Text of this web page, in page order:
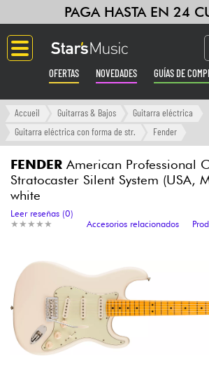
PAGA HASTA EN 24
OFERTAS NOVEDADES GUÍAS DE
Langue
Ampli & Efectos
Pianos
Grabación
Auriculares
Accueil Guitarras & Bajos
Guitarra eléctrica
Guitarra eléctrica con forma de str.
Fender
FENDER American Professional
Stratocaster Silent System (USA,
white
★ ★ ★ ★ ★
★ ★ ★ ★ ★
Leer reseñas (0)
Accesorios relacionados